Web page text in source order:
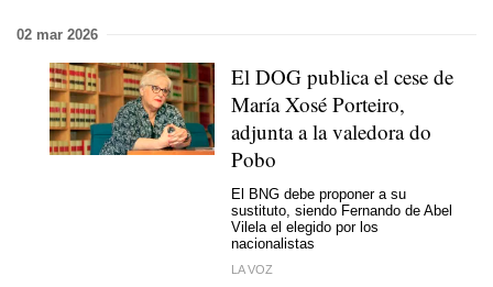
02 mar 2026
El DOG publica el cese de
María Xosé Porteiro,
adjunta a la valedora do
Pobo
El BNG debe proponer a su
sustituto, siendo Fernando de Abel
Vilela el elegido por los
nacionalistas
LA VOZ